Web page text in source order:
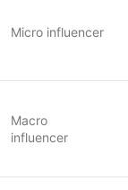
Micro influencer
Macro
influencer